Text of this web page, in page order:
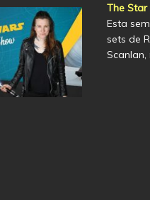
The Star
Esta
sets de
Scanlan,